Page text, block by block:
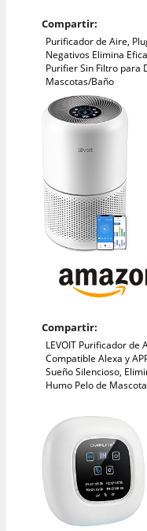
Compartir:
Purificador de Aire,
Negativos Elimina
Purifier Sin Filtro para
Mascotas/Baño
Compartir:
LEVOIT Purificador de
Compatible Alexa y
Sueño Silencioso,
Humo Pelo de